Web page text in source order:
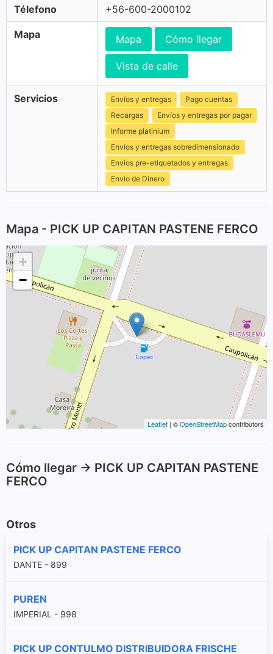
Télefono +56-600-2000102
Mapa Mapa Cómo llegar
Vista de calle
Servicios Envíos y entregas
Pago cuentas
Recargas
Envíos y entregas por pagar
Informe platinium
Envíos y entregas sobredimensionado
Envíos pre-etiquetados y entregas
Envío de Dinero
Mapa - PICK UP CAPITAN PASTENE FERCO
+
−
Leaflet | ©OpenStreetMapcontributors
Cómo llegar -> PICK UP CAPITAN PASTENE
FERCO
Otros
PICK UP CAPITAN PASTENE FERCO
DANTE - 899
PUREN
IMPERIAL - 998
PICK UP CONTULMO DISTRIBUIDORA FRISCHE